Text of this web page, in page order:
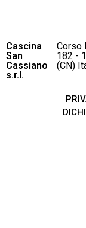
Cascina
San
Cassiano
s.r.l.
Corso
182 -
(CN)